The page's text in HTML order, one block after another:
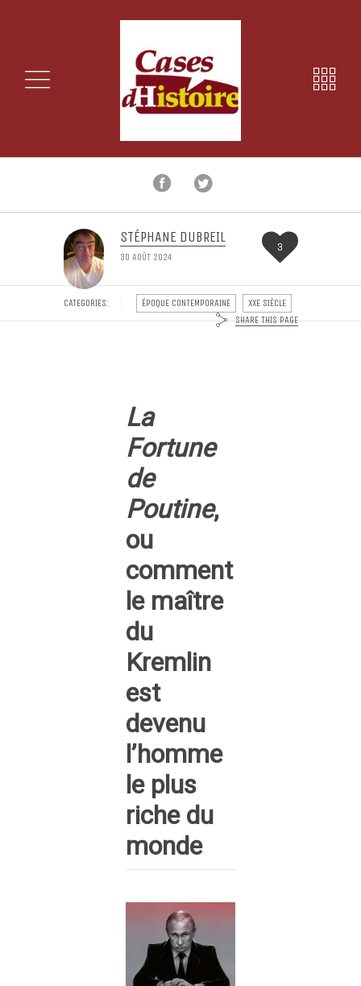
STÉPHANE DUBREIL
30 AOÛT 2024
3
CATEGORIES: ÉPOQUE CONTEMPORAINE
XXE SIÈCLE
SHARE THIS PAGE
La
Fortune
de
Poutine,
ou
comment
le maître
du
Kremlin
est
devenu
l’homme
le plus
riche du
monde